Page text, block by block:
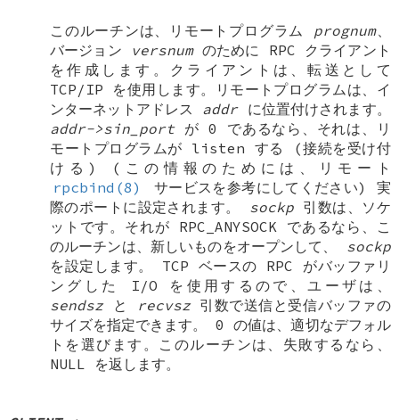
このルーチンは、リモートプログラム prognum、
バージョン
versnumのために RPC クライアント
を作成します。クライアントは、転送として
TCP/IP を使用します。リモートプログラムは、イ
ンターネットアドレス addrに位置付けされます。
addr->sin_portが 0 であるなら、それは、リ
モートプログラムが listen する (接続を受け付
ける) (この情報のためには、リモート
rpcbind(8)
サービスを参考にしてください) 実
際のポートに設定されます。 sockp 引数は、ソケ
ットです。それが RPC_ANYSOCK であるなら、こ
のルーチンは、新しいものをオープンして、 sockp
を設定します。 TCP ベースの RPC がバッファリ
ングした I/O を使用するので、ユーザは、
sendszと recvsz引数で送信と受信バッファの
サイズを指定できます。 0 の値は、適切なデフォル
トを選びます。このルーチンは、失敗するなら、
NULL を返します。